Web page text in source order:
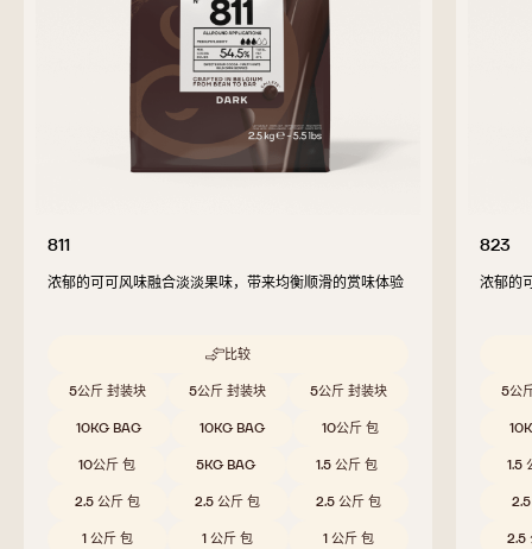
811
浓郁的可可风味融合淡淡果味，带来均衡顺滑的赏味体验
比较
-
811
Beschikbare maten
5公斤 封装块 5公斤 封装块 5公斤 封装块
10KG BAG 10KG BAG 10公斤 包
10公斤 包 5KG BAG 1.5 公斤 包
2.5 公斤 包 2.5 公斤 包 2.5 公斤 包
1 公斤 包 1 公斤 包 1 公斤 包
823
浓郁的
5公
1.5
2.5